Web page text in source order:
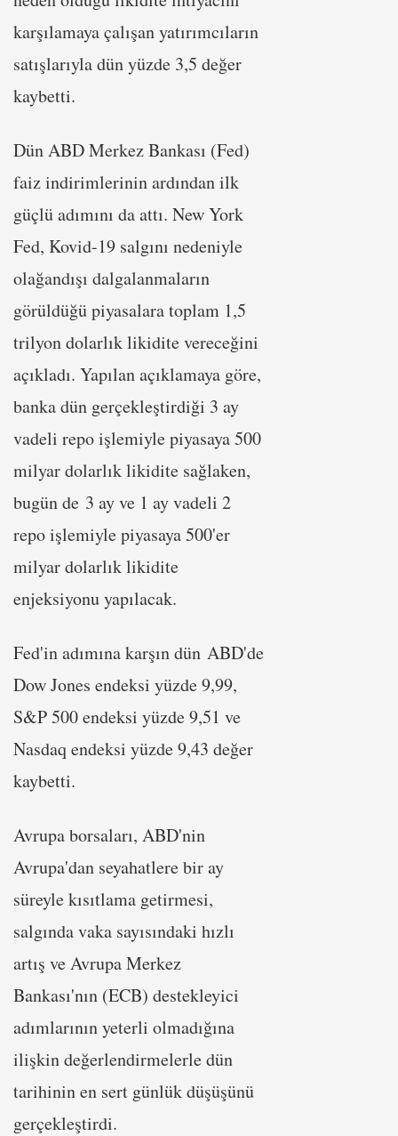
karşılamaya çalışan yatırımcıların
satışlarıyla dün yüzde 3,5 değer
kaybetti.
Dün ABD Merkez Bankası (Fed)
faiz indirimlerinin ardından ilk
güçlü adımını da attı. New York
Fed, Kovid-19 salgını nedeniyle
olağandışı dalgalanmaların
görüldüğü piyasalara toplam 1,5
trilyon dolarlık likidite vereceğini
açıkladı. Yapılan açıklamaya göre,
banka dün gerçekleştirdiği 3 ay
vadeli repo işlemiyle piyasaya 500
milyar dolarlık likidite sağlaken,
bugün de 3 ay ve 1 ay vadeli 2
repo işlemiyle piyasaya 500'er
milyar dolarlık likidite
enjeksiyonu yapılacak.
Fed'in adımına karşın dün ABD'de
Dow Jones endeksi yüzde 9,99,
S&P 500 endeksi yüzde 9,51 ve
Nasdaq endeksi yüzde 9,43 değer
kaybetti.
Avrupa borsaları, ABD'nin
Avrupa'dan seyahatlere bir ay
süreyle kısıtlama getirmesi,
salgında vaka sayısındaki hızlı
artış ve Avrupa Merkez
Bankası'nın (ECB) destekleyici
adımlarının yeterli olmadığına
ilişkin değerlendirmelerle dün
tarihinin en sert günlük düşüşünü
gerçekleştirdi.